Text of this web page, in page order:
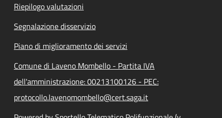
Riepilogo valutazioni
Segnalazione disservizio
Piano di miglioramento dei servizi
Comune di Laveno Mombello - Partita IVA
dell'amministrazione: 00213100126 - PEC:
protocollo.lavenomombello@cert.saga.it